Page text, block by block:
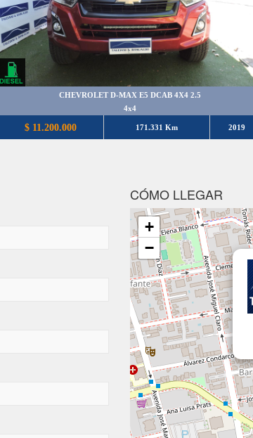
CHEVROLET D-MAX E5 DCAB 4X4 2.5
4x4
$ 11.200.000 171.331 Km 2019
CÓMO LLEGAR
+
−